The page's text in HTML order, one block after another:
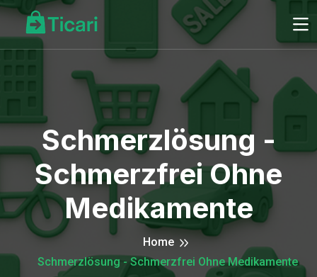
Schmerzlösung -
Schmerzfrei Ohne
Medikamente
Home
Schmerzlösung - Schmerzfrei Ohne Medikamente